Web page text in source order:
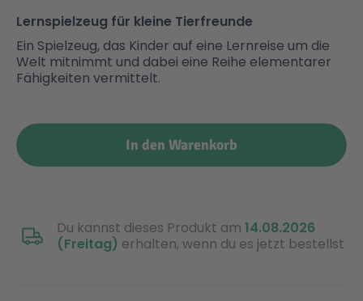
Lernspielzeug für kleine Tierfreunde
Ein Spielzeug, das Kinder auf eine Lernreise um die
Welt mitnimmt und dabei eine Reihe elementarer
Fähigkeiten vermittelt.
In den Warenkorb
Du kannst dieses Produkt am 14.08.2026
(Freitag) erhalten, wenn du es jetzt bestellst